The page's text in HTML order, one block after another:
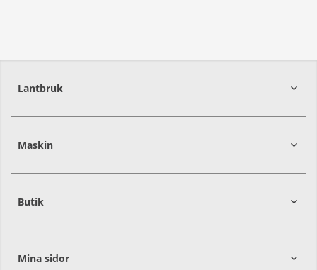
Lantbruk
39239
Maskin
27430
Butik
Mina sidor